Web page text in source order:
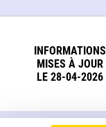
INFORMATIONS
MISES À JOUR
LE 28-04-2026